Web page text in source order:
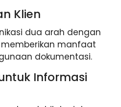
Klien
dua arah dengan
manfaat
dokumentasi.
Informasi